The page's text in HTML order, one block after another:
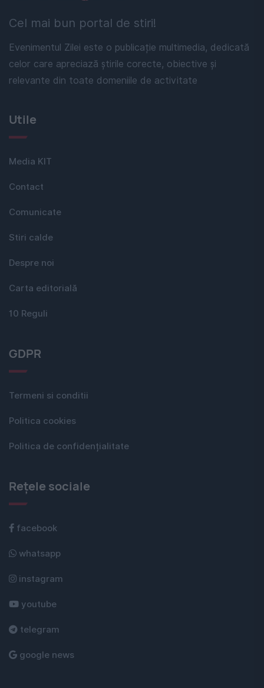
Cel mai bun portal de stiri!
Evenimentul Zilei este o publicație multimedia, dedicată
celor care apreciază știrile corecte, obiective și
relevante din toate domeniile de activitate
Utile
Media KIT
Contact
Comunicate
Stiri calde
Despre noi
Carta editorială
10 Reguli
GDPR
Termeni si conditii
Politica cookies
Politica de confidențialitate
Rețele sociale
facebook
whatsapp
instagram
youtube
telegram
google news